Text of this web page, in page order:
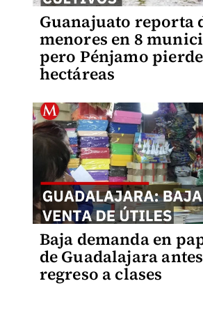
Guanajuato reporta
menores en 8
pero Pénjamo
hectáreas
Baja demanda en
de Guadalajara
regreso a clases